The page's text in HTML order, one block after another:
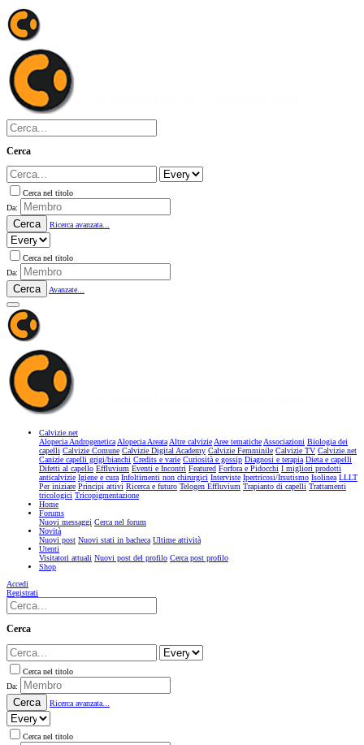
Cerca
Cerca nel titolo
Da:
Cerca Ricerca avanzata...
Cerca nel titolo
Da:
Cerca Avanzate...
Calvizie.net
Alopecia AndrogeneticaAlopecia AreataAltre calvizieAree tematicheAssociazioni Biologia dei
capelli Calvizie Comune Calvizie Digital Academy Calvizie Femminile Calvizie TV Calvizie.net
Canizie capelli grigi/bianchi Credits e varie Curiosità e gossip Diagnosi e terapia Dieta e capelli
Difetti al capello Effluvium Eventi e Incontri Featured Forfora e Pidocchi I migliori prodotti
anticalvizie Igiene e cura Infoltimenti non chirurgici Interviste Ipertricosi/Irsutismo Isolinea LLLT
Per iniziare Principi attivi Ricerca e futuro Telogen Effluvium Trapianto di capelli Trattamenti
tricologici Tricopigmentazione
Home
Forums
Nuovi messaggi Cerca nel forum
Novità
Nuovi post Nuovi stati in bacheca Ultime attività
Utenti
Visitatori attuali Nuovi post del profilo Cerca post profilo
Shop
Accedi
Registrati
Cerca
Cerca nel titolo
Da:
Cerca Ricerca avanzata...
Cerca nel titolo